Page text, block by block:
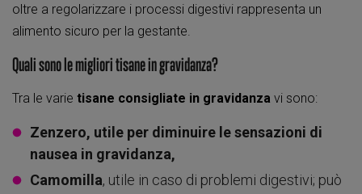
oltre a regolarizzare i processi digestivi rappresenta un
alimento sicuro per la gestante.
Quali sono le migliori tisane in gravidanza?
Tra le varie tisane consigliate in gravidanza vi sono:
Zenzero, utile per diminuire le sensazioni di
nausea in gravidanza,
Camomilla, utile in caso di problemi digestivi; può